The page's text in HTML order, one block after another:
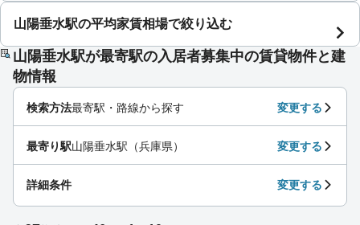
山陽垂水駅の平均家賃相場で絞り込む
山陽垂水駅が最寄駅の入居者募集中の賃貸物件と建
物情報
検索方法最寄駅・路線から探す 変更する
最寄り駅山陽垂水駅（兵庫県） 変更する
詳細条件 変更する